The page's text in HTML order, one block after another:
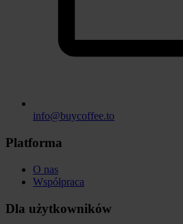
info@buycoffee.to
Platforma
O nas
Współpraca
Dla użytkowników